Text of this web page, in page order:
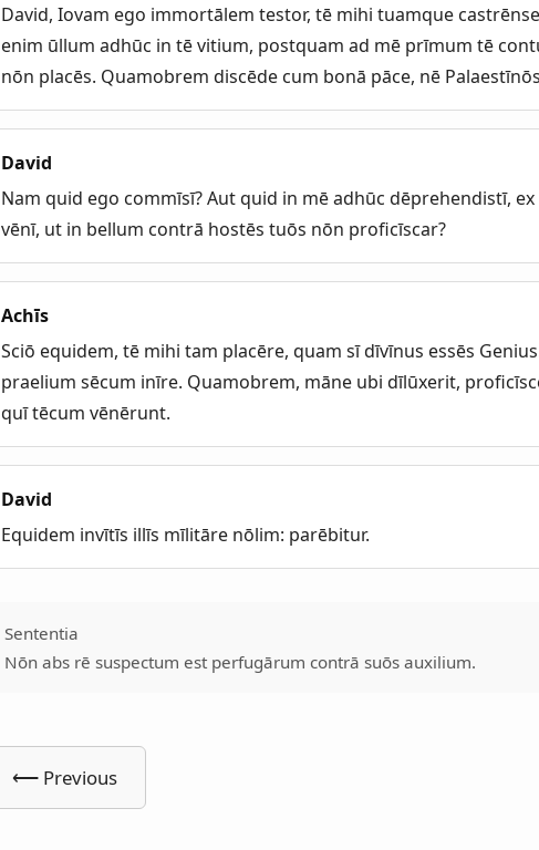
David, Iovam ego immortālem testor, tē mihi tuamque
enim ūllum adhūc in tē vitium, postquam ad mē prīmum tē
nōn placēs. Quamobrem discēde cum bonā pāce, nē
David
Nam quid ego commīsī? Aut quid in mē adhūc dēprehendistī,
vēnī, ut in bellum contrā hostēs tuōs nōn proficīscar?
Achīs
Sciō equidem, tē mihi tam placēre, quam sī dīvīnus essēs
praelium sēcum inīre. Quamobrem, māne ubi dīlūxerit,
quī tēcum vēnērunt.
David
Equidem invītīs illīs mīlitāre nōlim: parēbitur.
Sententia
Nōn abs rē suspectum est perfugārum contrā suōs auxilium.
⟵ Previous